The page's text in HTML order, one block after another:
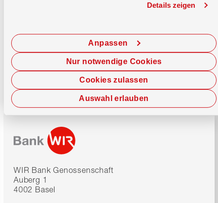
Details zeigen
Cookies zulassen
Anpassen
Auswahl erlauben
Nur notwendige Cookies
Jetzt chatten
WIR Bank Genossenschaft
Auberg 1
4002 Basel